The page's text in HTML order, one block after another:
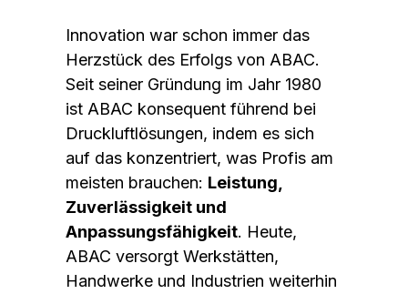
Innovation war schon immer das
Herzstück des Erfolgs von ABAC.
Seit seiner Gründung im Jahr 1980
ist ABAC konsequent führend bei
Druckluftlösungen, indem es sich
auf das konzentriert, was Profis am
meisten brauchen: Leistung,
Zuverlässigkeit und
Anpassungsfähigkeit. Heute,
ABAC versorgt Werkstätten,
Handwerke und Industrien weiterhin